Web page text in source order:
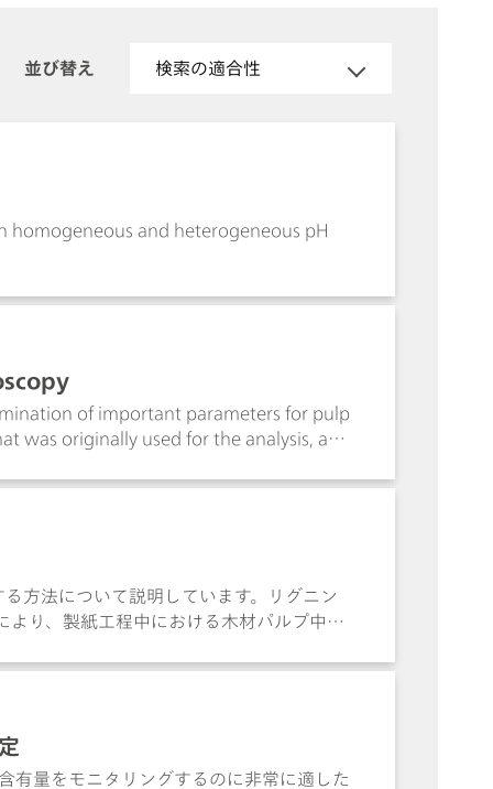
並び替え 検索の適合性
and heterogeneous pH
of important parameters for pulp
was originally used for the analysis, as
方法について説明しています。リグニン
り、製紙工程中における木材パルプ中の
有量をモニタリングするのに非常に適した